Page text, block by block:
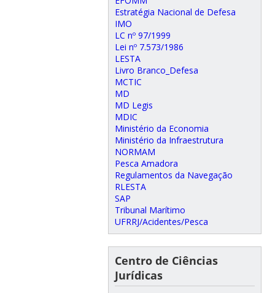
Estratégia Nacional de Defesa
IMO
LC nº 97/1999
Lei nº 7.573/1986
LESTA
Livro Branco_Defesa
MCTIC
MD
MD Legis
MDIC
Ministério da Economia
Ministério da Infraestrutura
NORMAM
Pesca Amadora
Regulamentos da Navegação
RLESTA
SAP
Tribunal Marítimo
UFRRJ/Acidentes/Pesca
Centro de Ciências
Jurídicas